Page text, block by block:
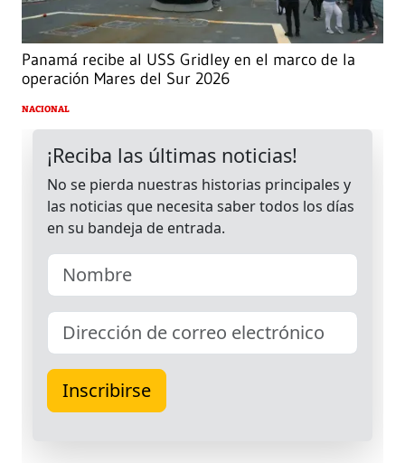
Panamá recibe al USS Gridley en el marco de la
operación Mares del Sur 2026
NACIONAL